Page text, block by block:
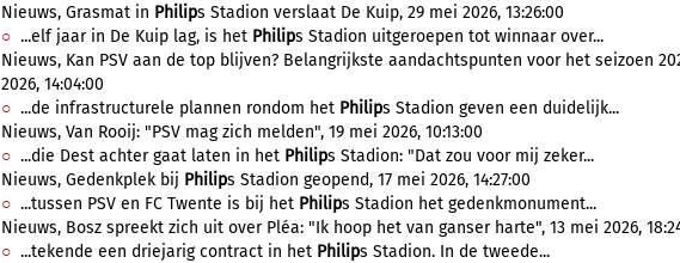
Nieuws, Grasmat in Philips Stadion verslaat De Kuip, 29 mei 2026, 13:26:00
...elf jaar in De Kuip lag, is het Philips Stadion uitgeroepen tot winnaar over...
Nieuws, Kan PSV aan de top blijven? Belangrijkste aandachtspunten voor het seizoen
2026, 14:04:00
...de infrastructurele plannen rondom het Philips Stadion geven een duidelijk...
Nieuws, Van Rooij: "PSV mag zich melden", 19 mei 2026, 10:13:00
...die Dest achter gaat laten in het Philips Stadion: "Dat zou voor mij zeker...
Nieuws, Gedenkplek bij Philips Stadion geopend, 17 mei 2026, 14:27:00
...tussen PSV en FC Twente is bij het Philips Stadion het gedenkmonument...
Nieuws, Bosz spreekt zich uit over Pléa: "Ik hoop het van ganser harte", 13 mei 2026,
...tekende een driejarig contract in het Philips Stadion. In de tweede...